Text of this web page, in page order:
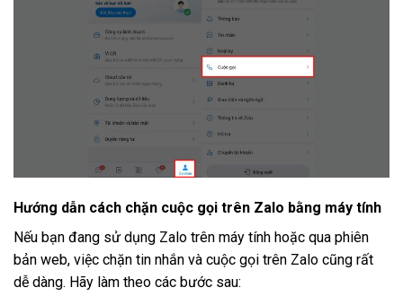
Hướng dẫn cách chặn cuộc gọi trên Zalo bằng máy tính
Nếu bạn đang sử dụng Zalo trên máy tính hoặc qua phiên
bản web, việc chặn tin nhắn và cuộc gọi trên Zalo cũng rất
dễ dàng. Hãy làm theo các bước sau: